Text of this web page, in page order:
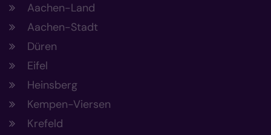
Aachen-Land
Aachen-Stadt
Düren
Eifel
Heinsberg
Kempen-Viersen
Krefeld